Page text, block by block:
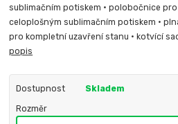
sublimačním potiskem • polobočnice
celoplošným sublimačním potiskem •
pro kompletní uzavření stanu • kotvící
popis
Dostupnost Skladem
Rozměr